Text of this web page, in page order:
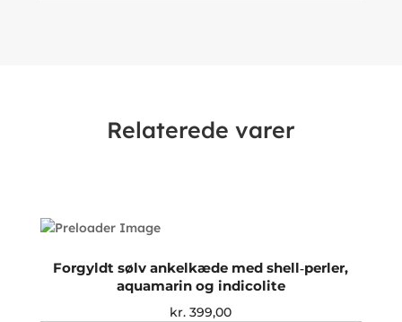
Relaterede varer
Forgyldt sølv ankelkæde med shell‑perler,
aquamarin og indicolite
kr. 399,00